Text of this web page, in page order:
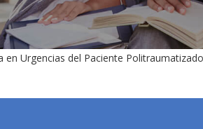
en Urgencias del Paciente Politraumatizado